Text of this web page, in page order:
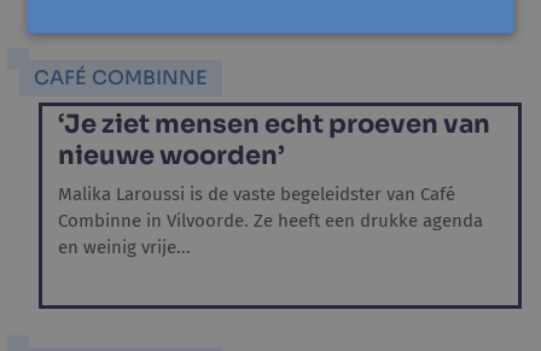
CAFÉ COMBINNE
‘Je ziet mensen echt proeven van
nieuwe woorden’
Malika Laroussi is de vaste begeleidster van Café
Combinne in Vilvoorde. Ze heeft een drukke agenda
en weinig vrije...